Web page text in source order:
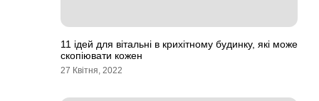
11 ідей для вітальні в крихітному будинку, які може
скопіювати кожен
27 Квітня, 2022